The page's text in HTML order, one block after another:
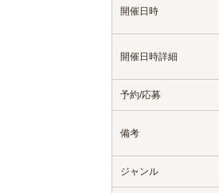
開催日時
開催日時詳細
予約/応募
備考
ジャンル